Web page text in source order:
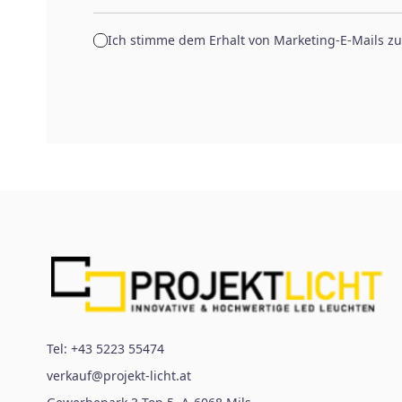
Ich stimme dem Erhalt von Marketing-E-Mails
Tel: +43 5223 55474
verkauf@projekt-licht.at